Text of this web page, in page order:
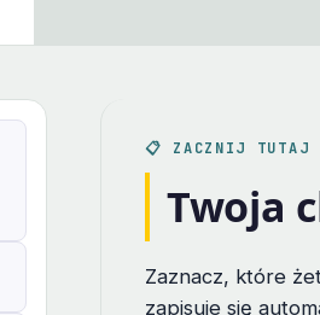
📋 ZACZNIJ TUTAJ
Twoja
Zaznacz, które
zapisuje się